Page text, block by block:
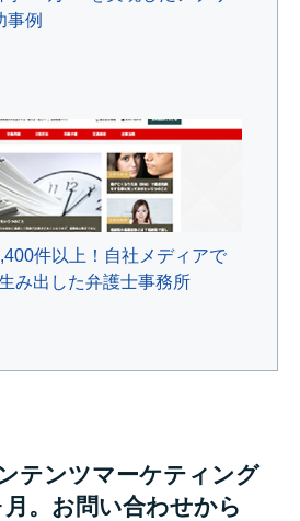
事例
件以上！自社メディアで
み出した弁護士事務所
テンツマーケティング
。お問い合わせから